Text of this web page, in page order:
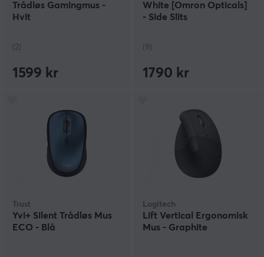
Trådløs Gamingmus -
Hvit
(2)
1599 kr
White [Omron Opticals]
- Side Slits
(9)
1790 kr
Trust
Yvi+ Silent Trådløs Mus
ECO - Blå
Logitech
Lift Vertical Ergonomisk
Mus - Graphite